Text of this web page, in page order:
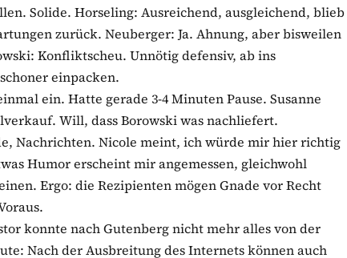
Solide. Horseling: Ausreichend, ausgleichend, blieb
zurück. Neuberger: Ja. Ahnung, aber bisweilen
Konfliktscheu. Unnötig defensiv, ab ins
einpacken.
ein. Hatte gerade 3-4 Minuten Pause. Susanne
Will, dass Borowski was nachliefert.
Nachrichten. Nicole meint, ich würde mir hier richtig
Humor erscheint mir angemessen, gleichwohl
Ergo: die Rezipienten mögen Gnade vor Recht
konnte nach Gutenberg nicht mehr alles von der
Nach der Ausbreitung des Internets können auch